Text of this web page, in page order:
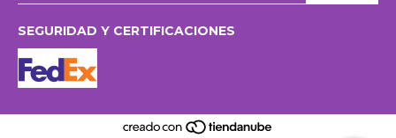
SEGURIDAD Y CERTIFICACIONES